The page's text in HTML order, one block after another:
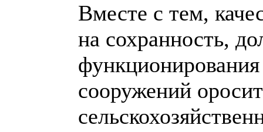
Вместе с тем,
на сохранность,
сооружений